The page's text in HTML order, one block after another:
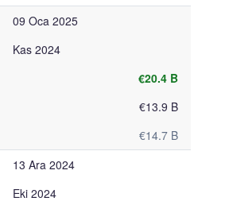
09 Oca 2025
Kas 2024
€20.4 B
€13.9 B
€14.7 B
13 Ara 2024
Eki 2024